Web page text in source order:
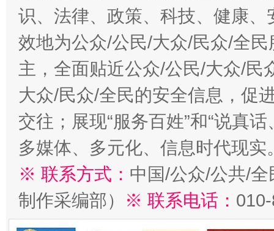
识、法律、政策、科技、健康
效地为公众/公民/大众/民众/全
主，全面贴近公众/公民/大众/民
大众/民众/全民的安全信息，促
交往；展现“服务百姓”和“说真
多媒体、多元化、信息时代现实
※ 联系方式： 中国/公众/公共/
制作采编部）
※ 联系电话：